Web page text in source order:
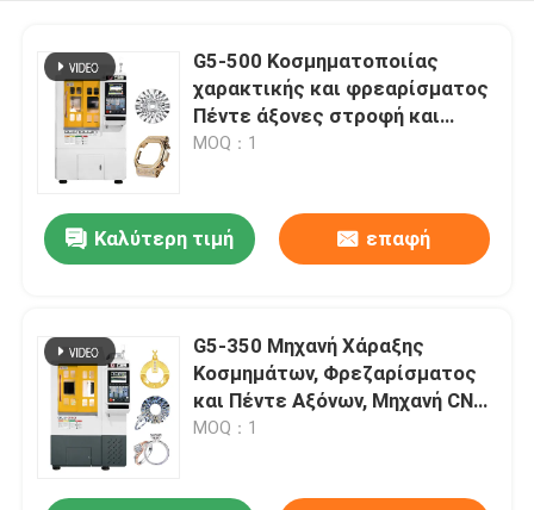
G5-500 Κοσμηματοποιίας
χαρακτικής και φρεαρίσματος
Πέντε άξονες στροφή και
φρεαρίσματος σύνθετο μηχανή
MOQ：1
Καλύτερη τιμή επαφή
G5-350 Μηχανή Χάραξης
Κοσμημάτων, Φρεζαρίσματος
και Πέντε Αξόνων, Μηχανή CNC,
Μηχανή Χάραξης και Σήμανσης
MOQ：1